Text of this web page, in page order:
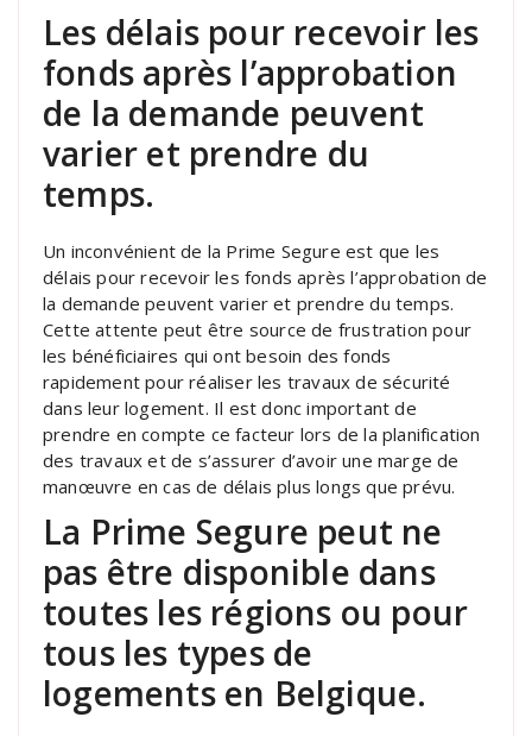
Les délais pour recevoir les
fonds après l’approbation
de la demande peuvent
varier et prendre du
temps.
Un inconvénient de la Prime Segure est que les
délais pour recevoir les fonds après l’approbation de
la demande peuvent varier et prendre du temps.
Cette attente peut être source de frustration pour
les bénéficiaires qui ont besoin des fonds
rapidement pour réaliser les travaux de sécurité
dans leur logement. Il est donc important de
prendre en compte ce facteur lors de la planification
des travaux et de s’assurer d’avoir une marge de
manœuvre en cas de délais plus longs que prévu.
La Prime Segure peut ne
pas être disponible dans
toutes les régions ou pour
tous les types de
logements en Belgique.